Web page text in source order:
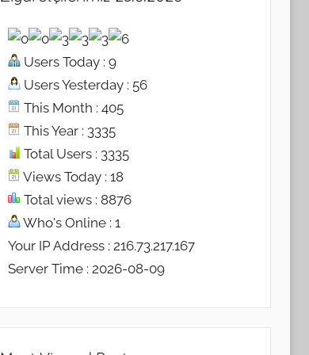
Users Today : 9
Users Yesterday : 56
This Month : 405
This Year : 3335
Total Users : 3335
Views Today : 18
Total views : 8876
Who's Online : 1
Your IP Address : 216.73.217.167
Server Time : 2026-08-09